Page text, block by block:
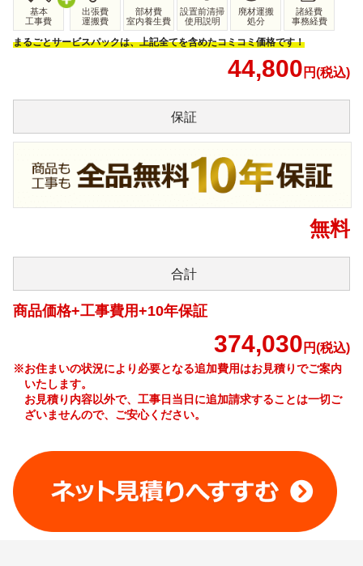
基本
工事費
出張費
運搬費
部材費
室内養生費
設置前清掃
使用説明
廃材運搬
処分
諸経費
事務経費
まるごとサービスパックは、上記全てを含めたコミコミ価格です！
44,800 円(税込)
保証
無料
合計
商品価格+工事費用+10年保証
374,030 円(税込)
※お住まいの状況により必要となる追加費用はお見積りでご案内
いたします。
お見積り内容以外で、工事日当日に追加請求することは一切ご
ざいませんので、ご安心ください。